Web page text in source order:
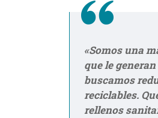
«Somos una
que le
buscamos
reciclables.
rellenos